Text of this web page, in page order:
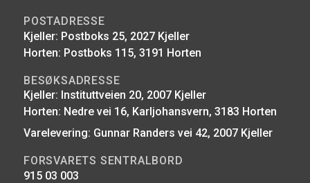
POSTADRESSE
Kjeller: Postboks 25, 2027 Kjeller
Horten: Postboks 115, 3191 Horten
BESØKSADRESSE
Kjeller: Instituttveien 20, 2007 Kjeller
Horten: Nedre vei 16, Karljohansvern, 3183 Horten
Varelevering: Gunnar Randers vei 42, 2007 Kjeller
FORSVARETS SENTRALBORD
915 03 003